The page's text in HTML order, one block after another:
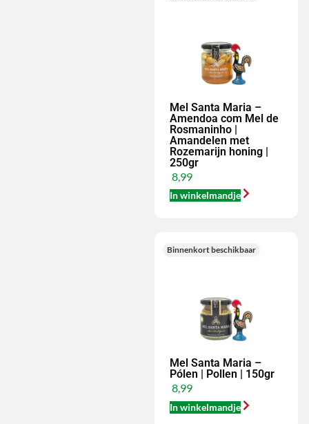
Mel Santa Maria –
Amendoa com Mel de
Rosmaninho |
Amandelen met
Rozemarijn honing |
250gr
8,99
In winkelmandje
Binnenkort beschikbaar
Mel Santa Maria –
Pólen | Pollen | 150gr
8,99
In winkelmandje